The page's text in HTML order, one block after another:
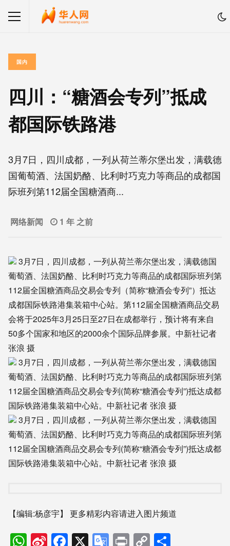
国内
四川：“糖酒会专列”抵成
都国际铁路港
3月7日，四川成都，一列从荷兰蒂尔堡出发，满载德
国葡萄酒、法国奶酪、比利时巧克力等商品的成都国
际班列第112届全国糖酒商...
网络新闻 1 年 之前
3月7日，四川成都，一列从荷兰蒂尔堡出发，满载德国
葡萄酒、法国奶酪、比利时巧克力等商品的成都国际班列第
112届全国糖酒商品交易会专列（简称“糖酒会专列”）抵达
成都国际铁路港集装箱中心站。第112届全国糖酒商品交易
会将于2025年3月25日至27日在成都举行，预计将有来自
50多个国家和地区的2000余个国际品牌参展。中新社记者
张浪 摄
3月7日，四川成都，一列从荷兰蒂尔堡出发，满载德国
葡萄酒、法国奶酪、比利时巧克力等商品的成都国际班列第
112届全国糖酒商品交易会专列(简称“糖酒会专列”)抵达成都
国际铁路港集装箱中心站。中新社记者 张浪 摄
3月7日，四川成都，一列从荷兰蒂尔堡出发，满载德国
葡萄酒、法国奶酪、比利时巧克力等商品的成都国际班列第
112届全国糖酒商品交易会专列(简称“糖酒会专列”)抵达成都
国际铁路港集装箱中心站。中新社记者 张浪 摄
【编辑:杨彦宇】 更多精彩内容请进入图片频道